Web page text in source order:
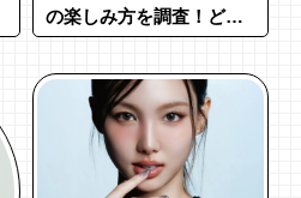
の楽しみ方を調査！どこ
は？